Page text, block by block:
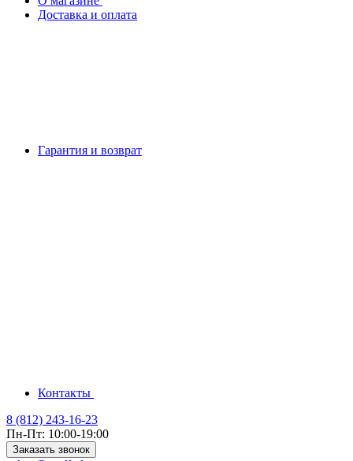
Доставка и оплата
Гарантия и возврат
Контакты
8 (812) 243-16-23
Пн-Пт: 10:00-19:00
Заказать звонок